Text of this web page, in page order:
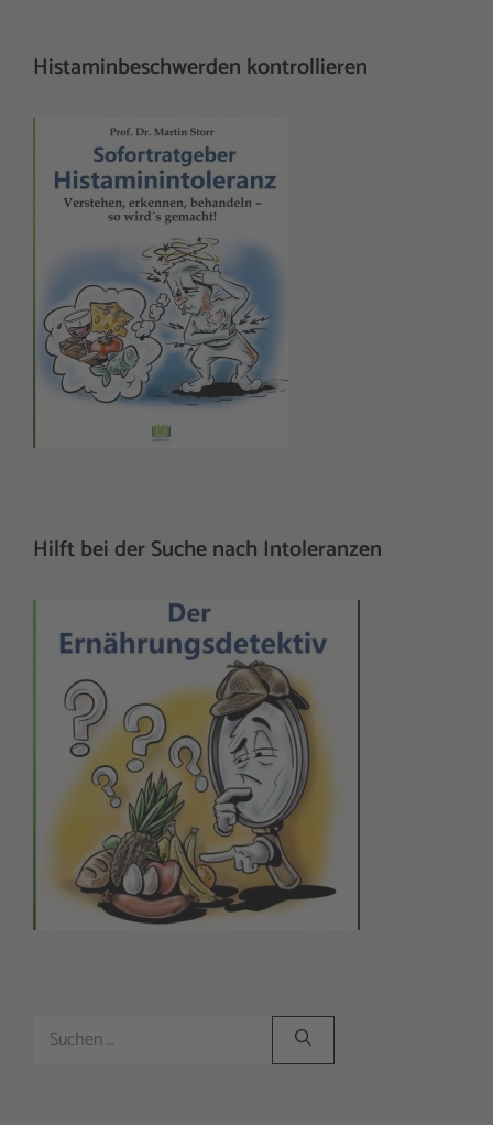
Histaminbeschwerden kontrollieren
Hilft bei der Suche nach Intoleranzen
Suchen
nach: